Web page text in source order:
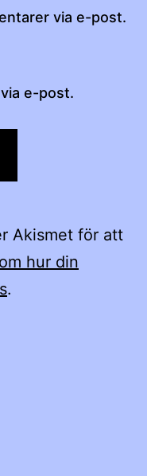
via e-post.
e-post.
Akismet för att
hur din
.